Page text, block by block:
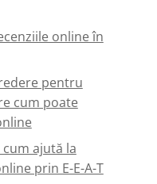
online în
pentru
cum poate
ajută la
prin E-E-A-T